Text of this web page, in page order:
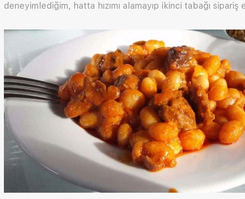
deneyimlediğim, hatta hızımı alamayıp ikinci tabağı